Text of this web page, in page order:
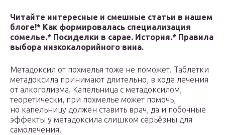
Читайте интересные и смешные статьи в нашем
блоге!* Как формировалась специализация
сомелье.* Посиделки в сарае. История.* Правила
выбора низкокалорийного вина.
Метадоксил от похмелья тоже не поможет. Таблетки
метадоксила принимают длительно, в ходе лечения
от алкоголизма. Капельница с метадоксилом,
теоретически, при похмелье может помочь,
но капельницу должен ставить врач, да и побочные
эффекты у метадоксила слишком серьёзны для
самолечения.